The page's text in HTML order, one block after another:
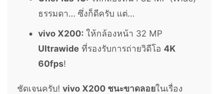
ธรรมดา… ซึ่งก็ดีครับ แต่…
vivo X200: ให้กล้องหน้า 32 MP
Ultrawide ที่รองรับการถ่ายวิดีโอ 4K
60fps!
ชัดเจนครับ! vivo X200 ชนะขาดลอยในเรื่อง